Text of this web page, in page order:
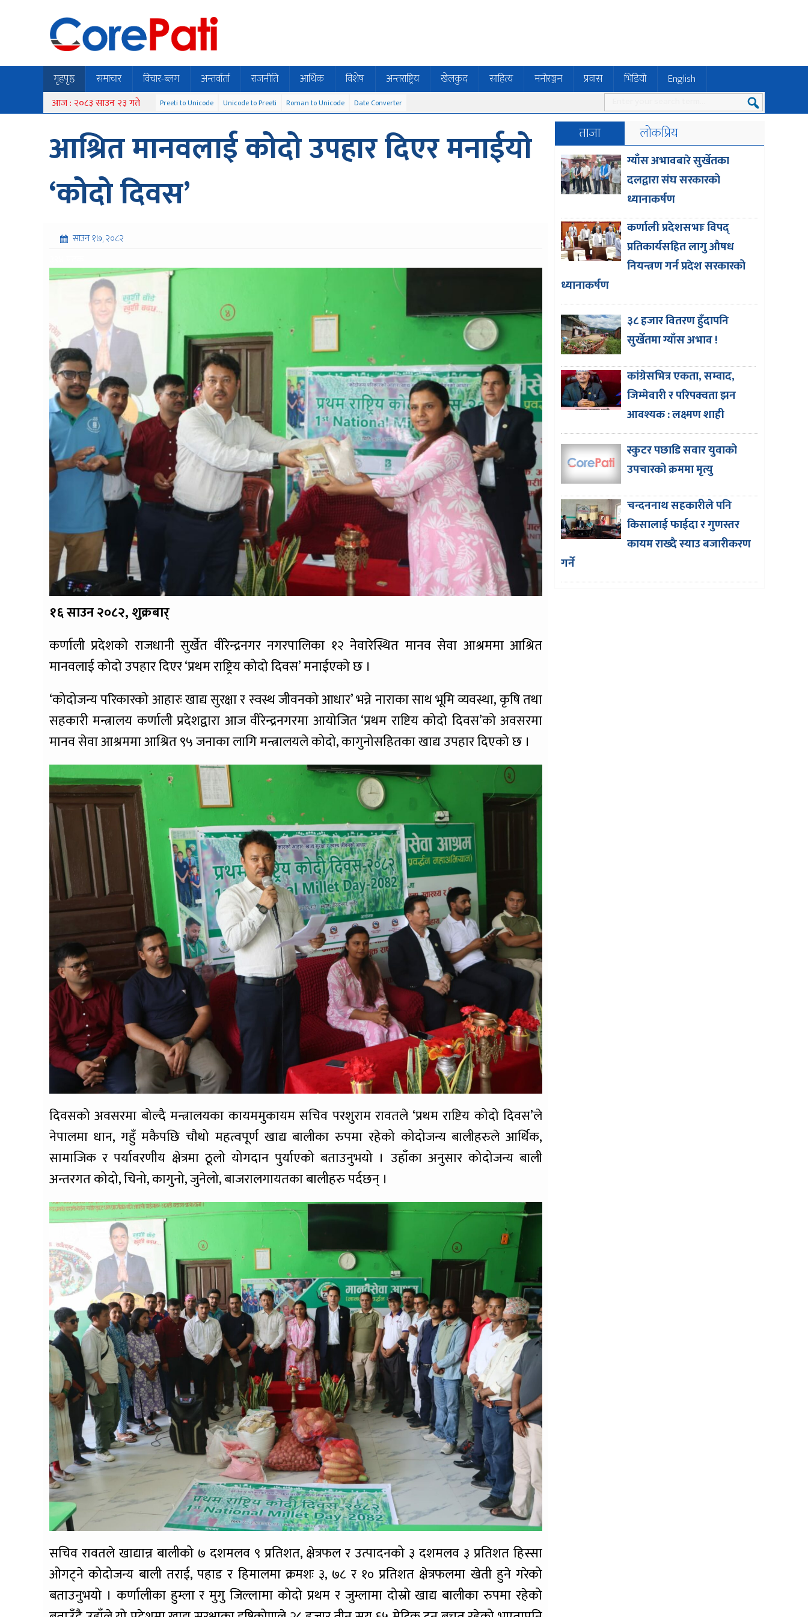
गृहपृष्ठ समाचार विचार-ब्लग अन्तर्वार्ता राजनीति आर्थिक विशेष अन्तराष्ट्रिय खेलकुद साहित्य मनोरञ्जन प्रवास भिडियो English
आज : २०८३ साउन २३ गते Preeti to Unicode Unicode to Preeti Roman to Unicode Date Converter
आश्रित मानवलाई कोदो उपहार दिएर मनाईयो
‘कोदो दिवस’
साउन १७, २०८२
१६ साउन २०८२, शुक्रबार्
कर्णाली प्रदेशको राजधानी सुर्खेत वीरेन्द्रनगर नगरपालिका १२ नेवारेस्थित मानव सेवा आश्रममा आश्रित
मानवलाई कोदो उपहार दिएर ‘प्रथम राष्ट्रिय कोदो दिवस’ मनाईएको छ ।
‘कोदोजन्य परिकारको आहारः खाद्य सुरक्षा र स्वस्थ जीवनको आधार’ भन्ने नाराका साथ भूमि व्यवस्था, कृषि तथा
सहकारी मन्त्रालय कर्णाली प्रदेशद्वारा आज वीरेन्द्रनगरमा आयोजित ‘प्रथम राष्टिय कोदो दिवस’को अवसरमा
मानव सेवा आश्रममा आश्रित ९५ जनाका लागि मन्त्रालयले कोदो, कागुनोसहितका खाद्य उपहार दिएको छ ।
दिवसको अवसरमा बोल्दै मन्त्रालयका कायममुकायम सचिव परशुराम रावतले ‘प्रथम राष्टिय कोदो दिवस’ले
नेपालमा धान, गहुँ मकैपछि चौथो महत्वपूर्ण खाद्य बालीका रुपमा रहेको कोदोजन्य बालीहरुले आर्थिक,
सामाजिक र पर्यावरणीय क्षेत्रमा ठूलो योगदान पुर्याएको बताउनुभयो । उहाँका अनुसार कोदोजन्य बाली
अन्तरगत कोदो, चिनो, कागुनो, जुनेलो, बाजरालगायतका बालीहरु पर्दछन् ।
सचिव रावतले खाद्यान्न बालीको ७ दशमलव ९ प्रतिशत, क्षेत्रफल र उत्पादनको ३ दशमलव ३ प्रतिशत हिस्सा
ओगट्ने कोदोजन्य बाली तराई, पहाड र हिमालमा क्रमशः ३, ७८ र १० प्रतिशत क्षेत्रफलमा खेती हुने गरेको
बताउनुभयो । कर्णालीका हुम्ला र मुगु जिल्लामा कोदो प्रथम र जुम्लामा दोस्रो खाद्य बालीका रुपमा रहेको
ताजा लोकप्रिय
ग्याँस अभावबारे सुर्खेतका
दलद्वारा संघ सरकारको
ध्यानाकर्षण
कर्णाली प्रदेशसभाः विपद्
प्रतिकार्यसहित लागु औषध
नियन्त्रण गर्न प्रदेश सरकारको
ध्यानाकर्षण
३८ हजार वितरण हुँदापनि
सुर्खेतमा ग्याँस अभाव !
कांग्रेसभित्र एकता, सम्वाद,
जिम्मेवारी र परिपक्वता झन
आवश्यक : लक्ष्मण शाही
स्कुटर पछाडि सवार युवाको
उपचारको क्रममा मृत्यु
चन्दननाथ सहकारीले पनि
किसालाई फाईदा र गुणस्तर
कायम राख्दै स्याउ बजारीकरण
गर्ने